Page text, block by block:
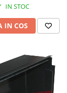
IN STOC
IN COS